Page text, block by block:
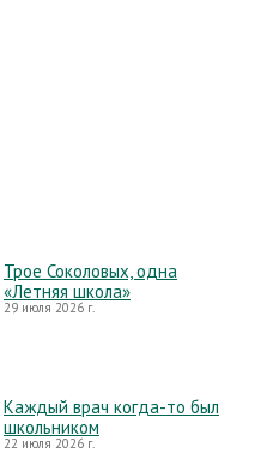
Трое Соколовых, одна
«Летняя школа»
29 июля 2026 г.
Каждый врач когда-то был
школьником
22 июля 2026 г.